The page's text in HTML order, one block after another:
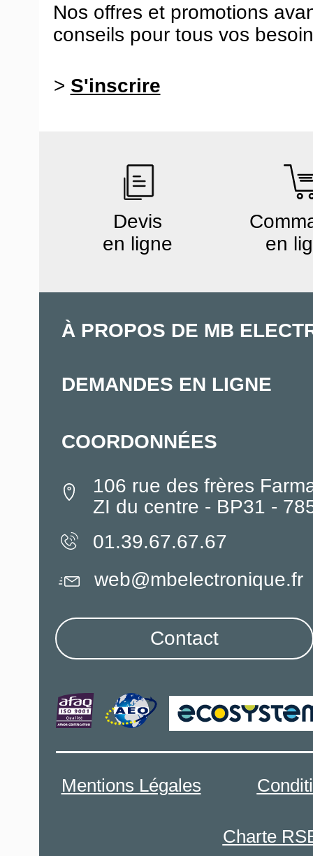
Nos offres et promotions
conseils pour tous vos
> S'inscrire
Devis
en ligne
en
À PROPOS DE MB
DEMANDES EN LIGNE
COORDONNÉES
106 rue des frères
ZI du centre - BP31 -
01.39.67.67.67
Mentions Légales
Charte
web@mbelectronique.fr
Contact